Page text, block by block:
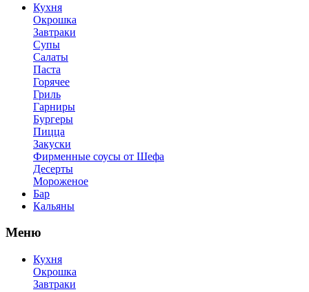
Кухня
Окрошка
Завтраки
Супы
Салаты
Паста
Горячее
Гриль
Гарниры
Бургеры
Пицца
Закуски
Фирменные соусы от Шефа
Десерты
Мороженое
Бар
Кальяны
Меню
Кухня
Окрошка
Завтраки